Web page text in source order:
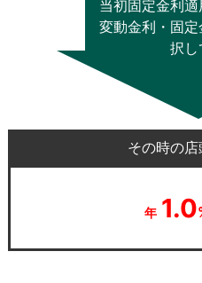
当初固定金利適
変動金利・固
択し
その時の
年 1.0